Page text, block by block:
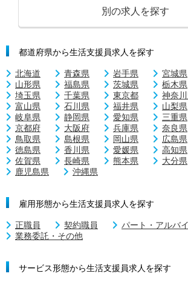
別の求人を探す
都道府県から生活支援員求人を探す
北海道 青森県 岩手県 宮城県
山形県
福島県 茨城県 栃木県
埼玉県
千葉県 東京都 神奈
富山県
石川県 福井県 山梨県
岐阜県
静岡県 愛知県 三重県
京都府
大阪府 兵庫県 奈良県
鳥取県
島根県 岡山県 広島県
徳島県
香川県 愛媛県 高知県
佐賀県
長崎県 熊本県 大分県
鹿児島県
沖縄県
雇用形態から生活支援員求人を探す
正職員 契約職員
パート・アルバ
業務委託・その他
サービス形態から生活支援員求人を探す